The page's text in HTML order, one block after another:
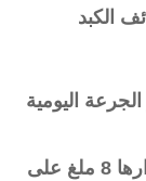
الكبد
اليومية
الحقن: يوصى بجرعة قصوى واحدة مقدارها 8 ملغ على